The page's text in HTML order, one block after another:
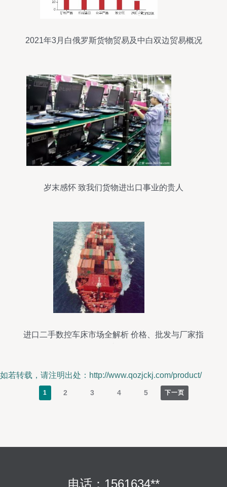
2021年3月白俄罗斯货物贸易及中白双边贸易概况
岁末感怀 致我们货物进出口事业的贵人
进口二手数控车床市场全解析 价格、批发与厂家指
如若转载，请注明出处：http://www.qozjckj.com/product/
1 2 3 4 5 下一页
电话：1561634**